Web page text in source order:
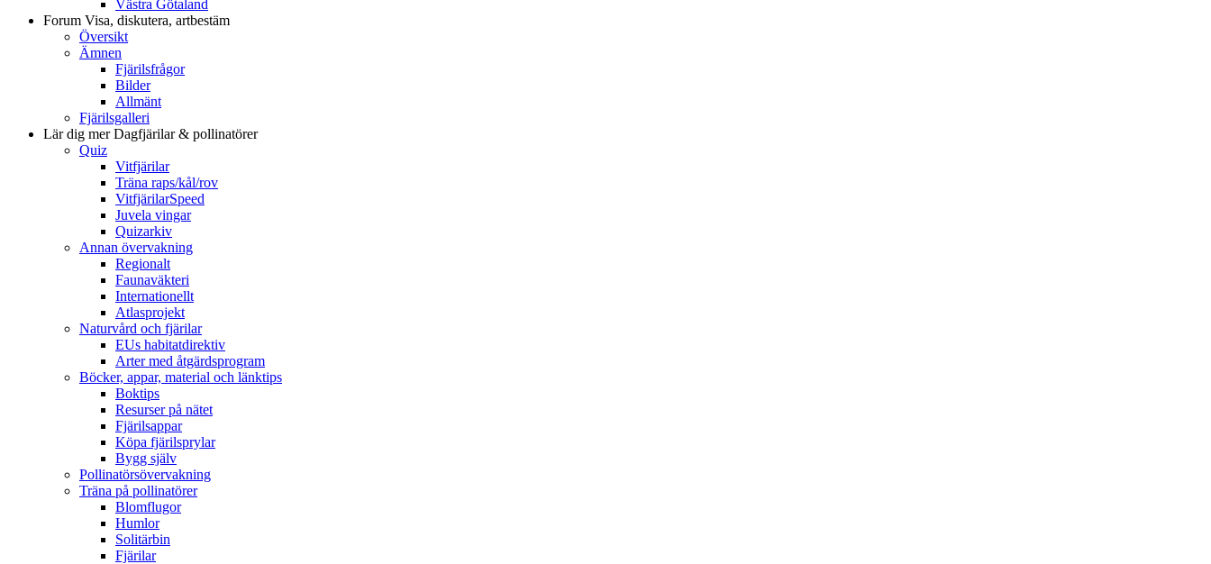
Västra Götaland
Forum Visa, diskutera, artbestäm
Översikt
Ämnen
Fjärilsfrågor
Bilder
Allmänt
Fjärilsgalleri
Lär dig merDagfjärilar & pollinatörer
Quiz
Vitfjärilar
Träna raps/kål/rov
VitfjärilarSpeed
Juvela vingar
Quizarkiv
Annan övervakning
Regionalt
Faunaväkteri
Internationellt
Atlasprojekt
Naturvård och fjärilar
EUs habitatdirektiv
Arter med åtgärdsprogram
Böcker, appar, material och länktips
Boktips
Resurser på nätet
Fjärilsappar
Köpa fjärilsprylar
Bygg själv
Pollinatörsövervakning
Träna på pollinatörer
Blomflugor
Humlor
Solitärbin
Fjärilar